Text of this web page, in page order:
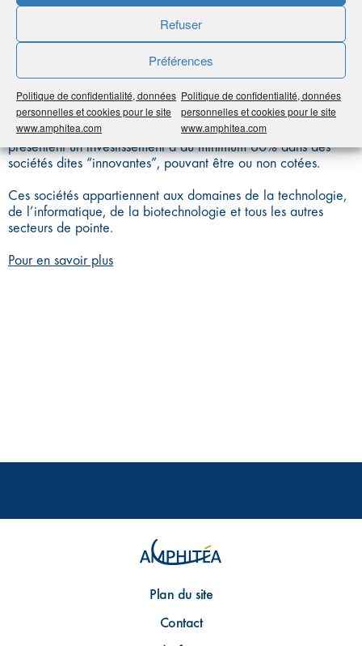
Refuser
Préférences
Politique de confidentialité, données
personnelles et cookies pour le site
www.amphitea.com
Politique de confidentialité, données
personnelles et cookies pour le site
www.amphitea.com
L’INNOVATION
(FCPI)
Les Fonds communs de placement dans l’innovation (FCPI
présentent un investissement d’au minimum 60% dans des
sociétés dites “innovantes”, pouvant être ou non cotées.
Ces sociétés appartiennent aux domaines de la technologie,
de l’informatique, de la biotechnologie et tous les autres
secteurs de pointe.
Pour en savoir plus
Plan du site
Contact